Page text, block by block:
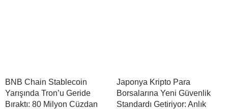
BNB Chain Stablecoin
Yarışında Tron’u Geride
Bıraktı: 80 Milyon Cüzdan
Japonya Kripto Para
Borsalarına Yeni Güvenlik
Standardı Getiriyor: Anlık